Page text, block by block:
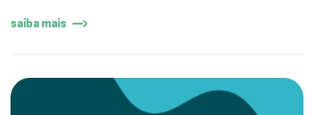
saiba mais